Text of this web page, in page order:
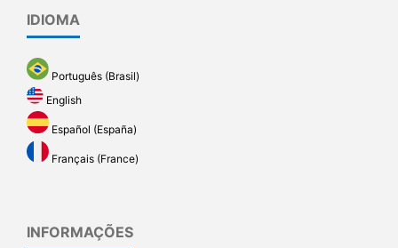
IDIOMA
Português (Brasil)
English
Español (España)
Français (France)
INFORMAÇÕES